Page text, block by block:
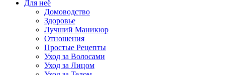
Для неё
Домоводство
Здоровье
Лучший Маникюр
Отношения
Простые Рецепты
Уход за Волосами
Уход за Лицом